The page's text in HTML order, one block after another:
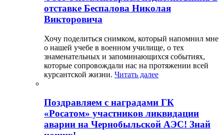
отставке Беспалова Николая
Викторовича
Хочу поделиться снимком, который напомнил мне
о нашей учебе в военном училище, о тех
знаменательных и запоминающихся событиях,
которые сопровождали нас на протяжении всей
курсантской жизни. Читать далее
Поздравляем с наградами ГК
«Росатом» участников ликвидации
аварии на Чернобыльской АЭС! Знай